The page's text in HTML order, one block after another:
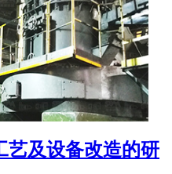
艺及设备改造的研